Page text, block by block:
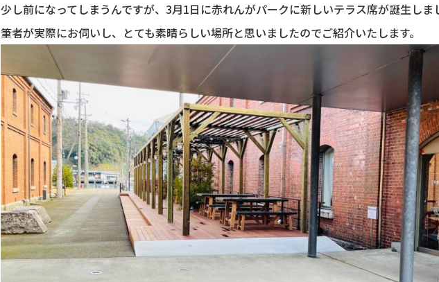
少し前になってしまうんですが、3月1日に赤れんがパークに新しいテラス席が誕生しま
筆者が実際にお伺いし、とても素晴らしい場所と思いましたのでご紹介いたします。